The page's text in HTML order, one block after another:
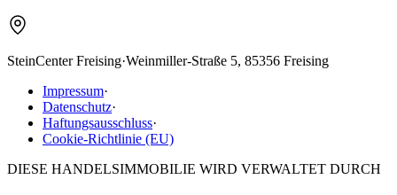
SteinCenter Freising·Weinmiller-Straße 5, 85356 Freising
Impressum·
Datenschutz·
Haftungsausschluss·
Cookie-Richtlinie (EU)
DIESE HANDELSIMMOBILIE WIRD VERWALTET DURCH